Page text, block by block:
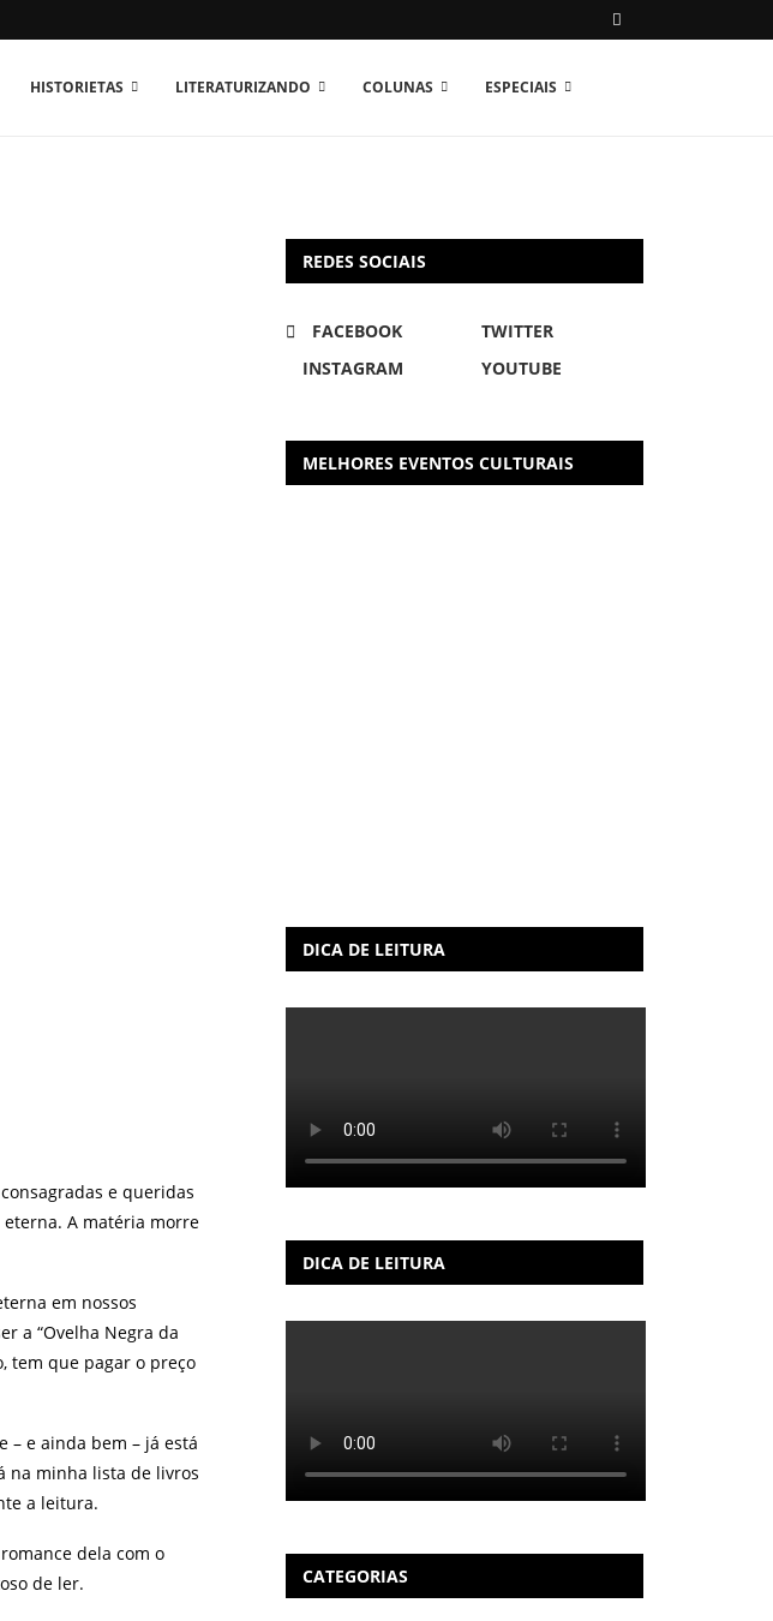
HISTORIETAS LITERATURIZANDO COLUNAS ESPECIAIS
e queridas
A matéria morre
em nossos
a “Ovelha Negra da
tem que pagar o preço
– e ainda bem – já está
na minha lista de livros
a leitura.
dela com o
de ler.
REDES SOCIAIS
FACEBOOK
TWITTER
INSTAGRAM
YOUTUBE
MELHORES EVENTOS CULTURAIS
DICA DE LEITURA
DICA DE LEITURA
CATEGORIAS